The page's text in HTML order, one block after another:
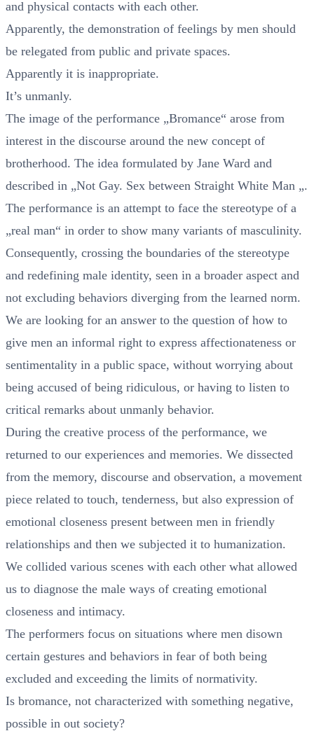
and physical contacts with each other.
Apparently, the demonstration of feelings by men should
be relegated from public and private spaces.
Apparently it is inappropriate.
It’s unmanly.
The image of the performance „Bromance“ arose from
interest in the discourse around the new concept of
brotherhood. The idea formulated by Jane Ward and
described in „Not Gay. Sex between Straight White Man „.
The performance is an attempt to face the stereotype of a
„real man“ in order to show many variants of masculinity.
Consequently, crossing the boundaries of the stereotype
and redefining male identity, seen in a broader aspect and
not excluding behaviors diverging from the learned norm.
We are looking for an answer to the question of how to
give men an informal right to express affectionateness or
sentimentality in a public space, without worrying about
being accused of being ridiculous, or having to listen to
critical remarks about unmanly behavior.
During the creative process of the performance, we
returned to our experiences and memories. We dissected
from the memory, discourse and observation, a movement
piece related to touch, tenderness, but also expression of
emotional closeness present between men in friendly
relationships and then we subjected it to humanization.
We collided various scenes with each other what allowed
us to diagnose the male ways of creating emotional
closeness and intimacy.
The performers focus on situations where men disown
certain gestures and behaviors in fear of both being
excluded and exceeding the limits of normativity.
Is bromance, not characterized with something negative,
possible in out society?